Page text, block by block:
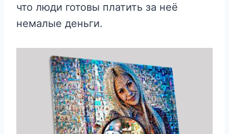
что люди готовы платить за неё
немалые деньги.